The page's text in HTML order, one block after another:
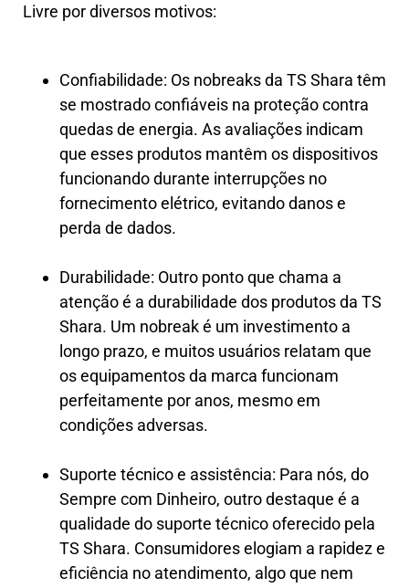
Livre por diversos motivos:
Confiabilidade: Os nobreaks da TS Shara têm
se mostrado confiáveis na proteção contra
quedas de energia. As avaliações indicam
que esses produtos mantêm os dispositivos
funcionando durante interrupções no
fornecimento elétrico, evitando danos e
perda de dados.
Durabilidade: Outro ponto que chama a
atenção é a durabilidade dos produtos da TS
Shara. Um nobreak é um investimento a
longo prazo, e muitos usuários relatam que
os equipamentos da marca funcionam
perfeitamente por anos, mesmo em
condições adversas.
Suporte técnico e assistência: Para nós, do
Sempre com Dinheiro, outro destaque é a
qualidade do suporte técnico oferecido pela
TS Shara. Consumidores elogiam a rapidez e
eficiência no atendimento, algo que nem